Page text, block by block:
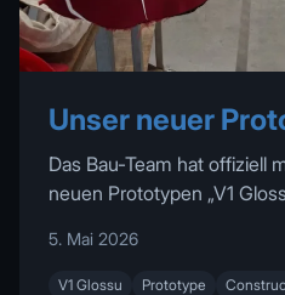
Unser neuer
Das Bau-Team hat offiziell
neuen Prototypen „V1
5. Mai 2026
V1 Glossu Prototype